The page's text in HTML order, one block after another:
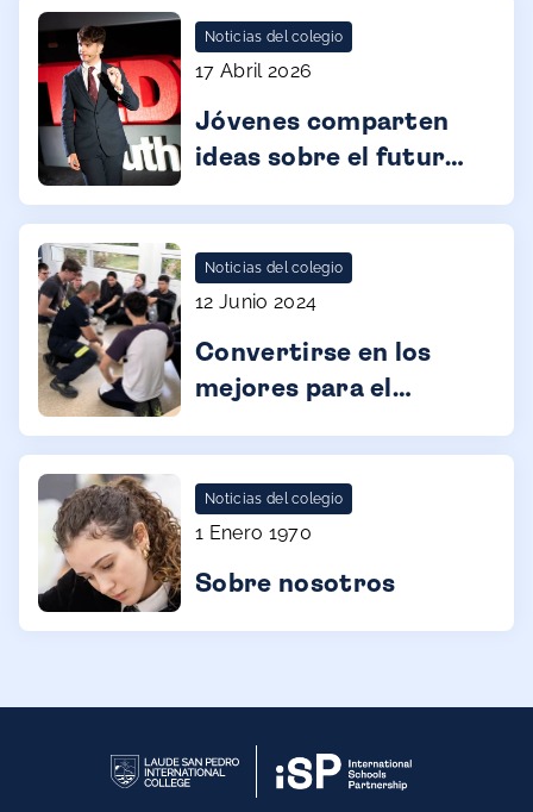
Noticias del colegio
17 Abril 2026
Jóvenes comparten
ideas sobre el futuro
Youth
Noticias del colegio
12 Junio 2024
Convertirse en los
mejores para el
International
Noticias del colegio
1 Enero 1970
Sobre nosotros